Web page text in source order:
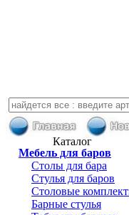
Каталог
Мебель для баров
Столы для бара
Стулья для баров
Столовые
Барные стулья